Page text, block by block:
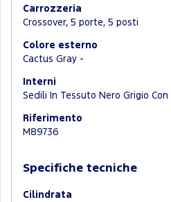
Carrozzeria
Crossover, 5 porte, 5 posti
Colore esterno
Cactus Gray -
Interni
Sedili In Tessuto Nero Grigio
Riferimento
M89736
Specifiche tecniche
Cilindrata